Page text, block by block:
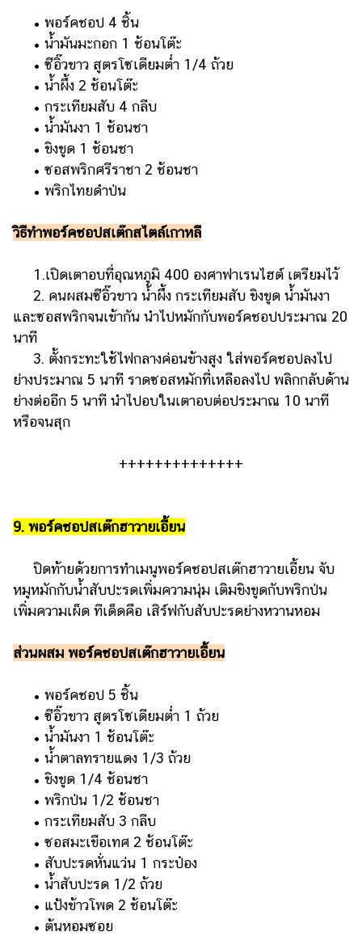
• พอร์คชอป 4 ชิ้น
• น้ำมันมะกอก 1 ช้อนโต๊ะ
• ซีอิ๊วขาว สูตรโซเดียมต่ำ 1/4 ถ้วย
• น้ำผึ้ง 2 ช้อนโต๊ะ
• กระเทียมสับ 4 กลีบ
• น้ำมันงา 1 ช้อนชา
• ขิงขูด 1 ช้อนชา
• ซอสพริกศรีราชา 2 ช้อนชา
• พริกไทยดำป่น
วิธีทำพอร์คชอปสเต๊กสไตล์เกาหลี
1.เปิดเตาอบที่อุณหภูมิ 400 องศาฟาเรนไฮต์ เตรียมไว้
2. คนผสมซีอิ๊วขาว น้ำผึ้ง กระเทียมสับ ขิงขูด น้ำมันงา
และซอสพริกจนเข้ากัน นำไปหมักกับพอร์คชอปประมาณ 20
นาที
3. ตั้งกระทะใช้ไฟกลางค่อนข้างสูง ใส่พอร์คชอปลงไป
ย่างประมาณ 5 นาที ราดซอสหมักที่เหลือลงไป พลิกกลับด้าน
ย่างต่ออีก 5 นาที นำไปอบในเตาอบต่อประมาณ 10 นาที
หรือจนสุก
++++++++++++++
9. พอร์คชอปสเต๊กฮาวายเอี้ยน
ปิดท้ายด้วยการทำเมนูพอร์คชอปสเต๊กฮาวายเอี้ยน จับ
หมูหมักกับน้ำสับปะรดเพิ่มความนุ่ม เติมขิงขูดกับพริกป่น
เพิ่มความเผ็ด ทีเด็ดคือ เสิร์ฟกับสับปะรดย่างหวานหอม
ส่วนผสม พอร์คชอปสเต๊กฮาวายเอี้ยน
• พอร์คชอป 5 ชิ้น
• ซีอิ๊วขาว สูตรโซเดียมต่ำ 1 ถ้วย
• น้ำมันงา 1 ช้อนโต๊ะ
• น้ำตาลทรายแดง 1/3 ถ้วย
• ขิงขูด 1/4 ช้อนชา
• พริกป่น 1/2 ช้อนชา
• กระเทียมสับ 3 กลีบ
• ซอสมะเขือเทศ 2 ช้อนโต๊ะ
• สับปะรดหั่นแว่น 1 กระป๋อง
• น้ำสับปะรด 1/2 ถ้วย
• แป้งข้าวโพด 2 ช้อนโต๊ะ
• ต้นหอมซอย